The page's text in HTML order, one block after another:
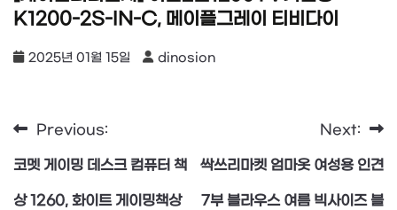
K1200-2S-IN-C, 메이플그레이 티비다이
2025년 01월 15일 dinosion
글
탐
Previous:
코멧 게이밍 데스크 컴퓨터 책
상 1260, 화이트 게이밍책상
Next:
싹쓰리마켓 엄마옷 여성용 인견
7부 블라우스 여름 빅사이즈 블